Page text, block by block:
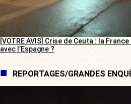
[VOTRE AVIS] Crise de Ceuta : la
avec l’Espagne ?
REPORTAGES/GRANDES